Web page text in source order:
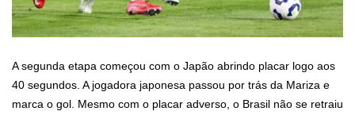
A segunda etapa começou com o Japão abrindo placar logo aos
40 segundos. A jogadora japonesa passou por trás da Mariza e
marca o gol. Mesmo com o placar adverso, o Brasil não se retraiu